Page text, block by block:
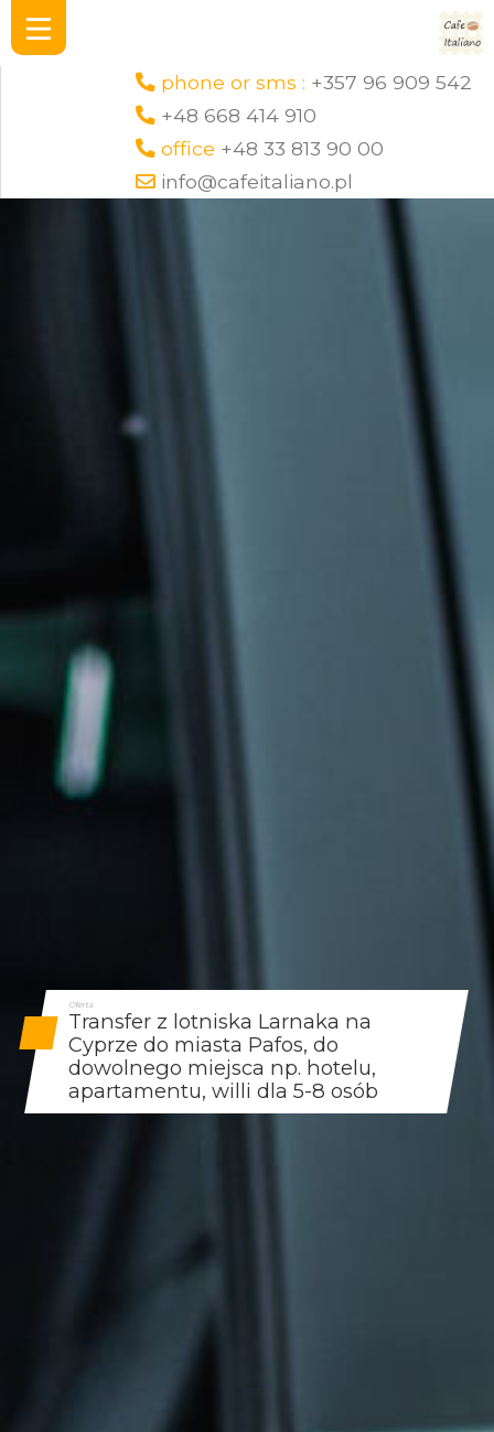
phone or sms : +357 96 909 542
+48 668 414 910
office +48 33 813 90 00
info@cafeitaliano.pl
Oferta
Transfer z lotniska Larnaka na
Cyprze do miasta Pafos, do
dowolnego miejsca np. hotelu,
apartamentu, willi dla 5-8 osób